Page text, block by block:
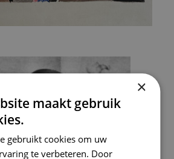
×
maakt gebruik
gebruikt cookies om uw
te verbeteren. Door